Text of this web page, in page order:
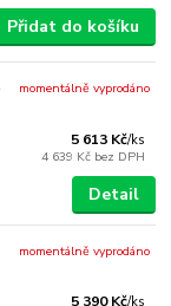
Přidat do košíku
5 613 Kč/ks
4 639 Kč bez DPH
momentálně vyprodáno
Detail
5 390 Kč/ks
momentálně vyprodáno